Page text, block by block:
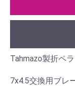
Tahmazo製折ペラ
7x4.5交換用ブレ